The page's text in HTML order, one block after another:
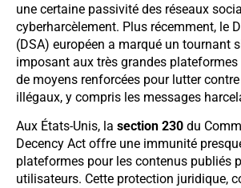
une certaine passivité des réseaux
cyberharcèlement. Plus récemment, le
(DSA) européen a marqué un tournant
imposant aux très grandes
de moyens renforcées pour lutter
illégaux, y compris les messages
Aux États-Unis, la section 230 du
Decency Act offre une immunité
plateformes pour les contenus publiés
utilisateurs. Cette protection juridique,